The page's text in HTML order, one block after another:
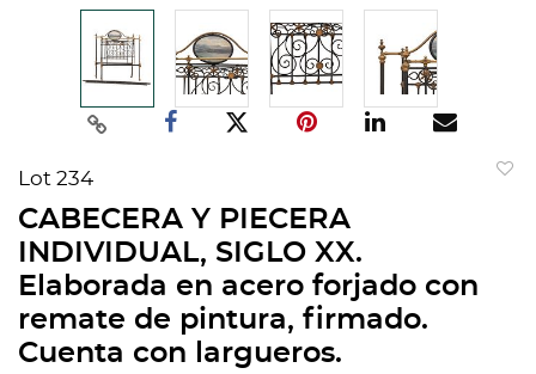
Lot 234
CABECERA Y PIECERA
INDIVIDUAL, SIGLO XX.
Elaborada en acero forjado con
remate de pintura, firmado.
Cuenta con largueros.